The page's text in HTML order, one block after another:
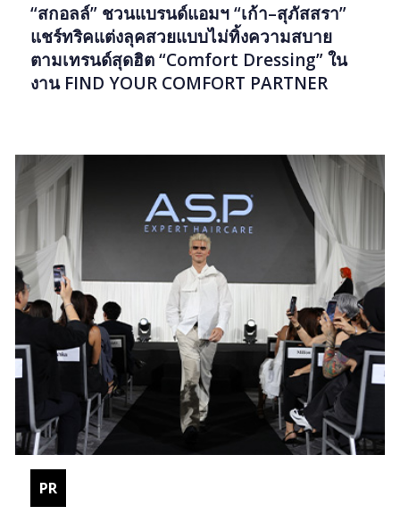
“สกอลล์” ชวนแบรนด์แอมฯ “เก้า–สุภัสสรา”
แชร์ทริคแต่งลุคสวยแบบไม่ทิ้งความสบาย
ตามเทรนด์สุดฮิต “Comfort Dressing” ใน
งาน FIND YOUR COMFORT PARTNER
PR